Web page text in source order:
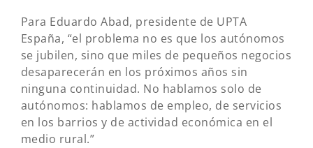
Para Eduardo Abad, presidente de UPTA
España, “el problema no es que los autónomos
se jubilen, sino que miles de pequeños negocios
desaparecerán en los próximos años sin
ninguna continuidad. No hablamos solo de
autónomos: hablamos de empleo, de servicios
en los barrios y de actividad económica en el
medio rural.”